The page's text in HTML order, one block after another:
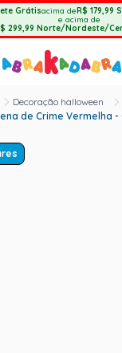
Grátisacima deR$ 179,99
e acima de
299,99 Norte/Nordeste/
Decoração halloween
de Crime Vermelha -